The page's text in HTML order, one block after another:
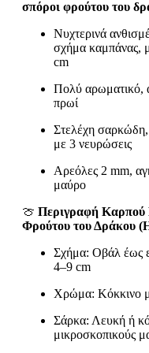
σπόροι φρούτου του
Νυχτερινά
σχήμα καμπάνας,
cm
Πολύ αρωματικό,
πρωί
Στελέχη
με 3 νευρώσεις
Αρεόλες 2 mm,
μαύρο
🍈 Περιγραφή Καρπού
Φρούτου του Δράκου
Σχήμα: Οβάλ έως
4–9 cm
Χρώμα: Κόκκινο
Σάρκα: Λευκή ή
μικροσκοπικούς